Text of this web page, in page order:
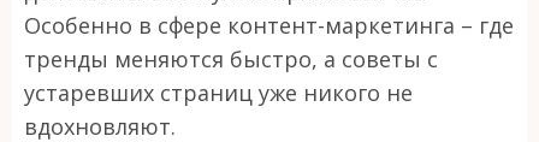
Особенно в сфере контент-маркетинга – где
тренды меняются быстро, а советы с
устаревших страниц уже никого не
вдохновляют.